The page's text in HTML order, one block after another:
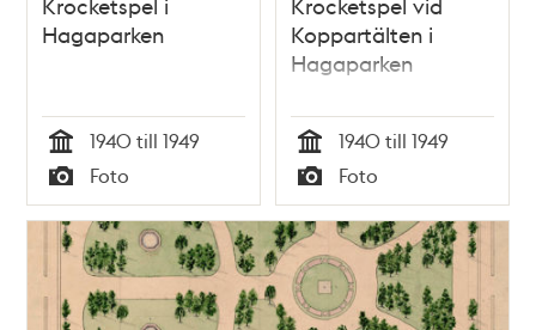
Hagaparken
Tid
1940 till 1949
Typ
Foto
Koppartälten i
Hagaparken
Tid
1940 till 1949
Typ
Foto